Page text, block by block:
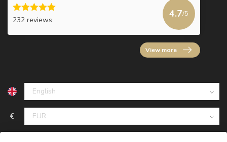
232 reviews
4.7/5
View more
€